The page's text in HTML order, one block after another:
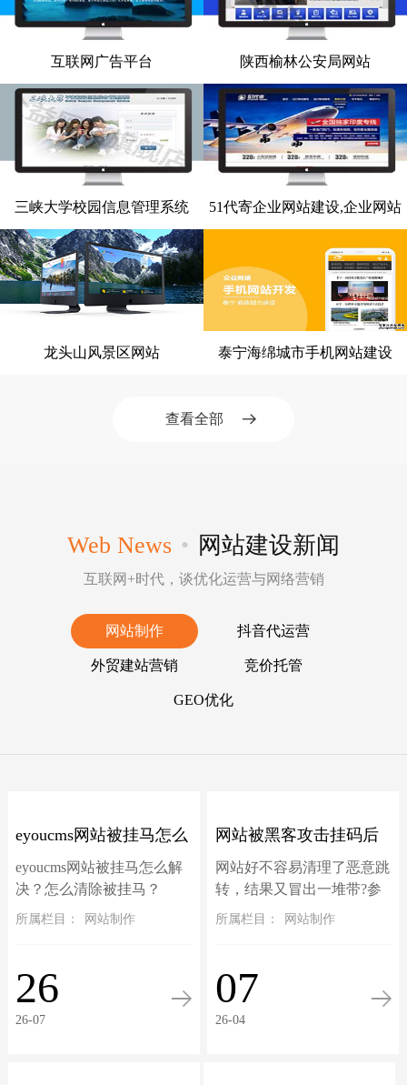
互联网广告平台
陕西榆林公安局网站
三峡大学校园信息管理系统
51代寄企业网站建设,企业网站
整站开发
龙头山风景区网站
泰宁海绵城市手机网站建设
查看全部
Web News • 网站建设新闻
互联网+时代，谈优化运营与网络营销
网站制作 抖音代运营
外贸建站营销 竞价托管
GEO优化
eyoucms网站被挂马怎么
解决？怎么清除被挂
马？
eyoucms网站被挂马怎么解
决？怎么清除被挂马？
eyoucms网站被挂马后一直
马！此篇文章以eyoucms开
源系...
所属栏目： 网站制作
26
26-07
网站被黑客攻击挂码后
冒出了一堆带"?参数"的
虚假页面怎么解决？
网站好不容易清理了恶意跳
转，结果又冒出一堆带?参
数的虚假页面，确实让人头
擎（如百度）在你网站被攻
击期间抓取并...
所属栏目： 网站制作
07
26-04